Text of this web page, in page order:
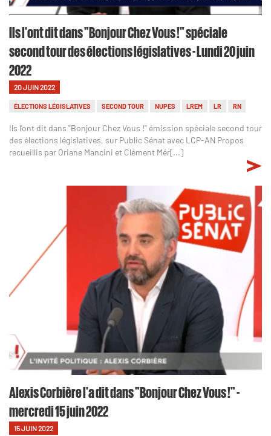
Ils l'ont dit dans "Bonjour Chez Vous !" spéciale
second tour des élections législatives - Lundi 20 juin
2022
20 JUIN 2022
ÉLECTIONS LÉGISLATIVES SECOND TOUR NUPES LREM LR RN
Ils l'ont dit dans "Bonjour Chez Vous !" émission spéciale second tour
des élections législatives, sur Public Sénat avec LCP-AN Propos
recueillis par Oriane Mancini et Clément Mér[...]
Alexis Corbière l'a dit dans "Bonjour Chez Vous !" -
mercredi 15 juin 2022
15 JUIN 2022